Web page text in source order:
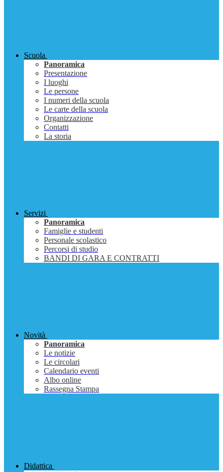
Scuola
Panoramica
Presentazione
I luoghi
Le persone
I numeri della scuola
Le carte della scuola
Organizzazione
Contatti
La storia
Servizi
Panoramica
Famiglie e studenti
Personale scolastico
Percorsi di studio
BANDI DI GARA E CONTRATTI
Novità
Panoramica
Le notizie
Le circolari
Calendario eventi
Albo online
Rassegna Stampa
Didattica